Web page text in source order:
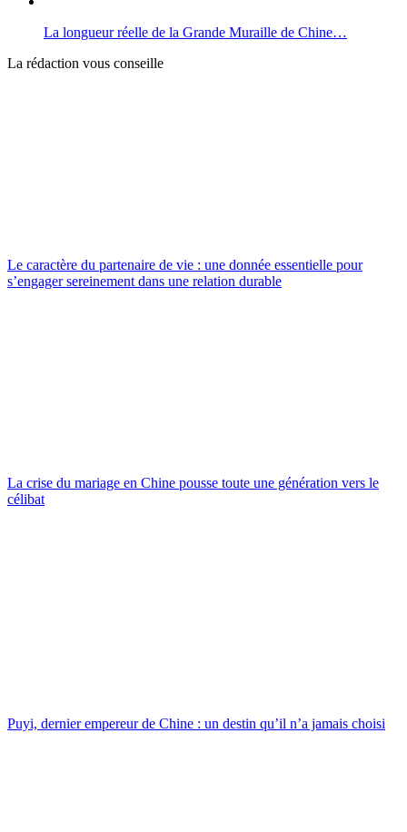
La longueur réelle de la Grande Muraille de Chine…
La rédaction vous conseille
Le caractère du partenaire de vie : une donnée essentielle pour
s’engager sereinement dans une relation durable
La crise du mariage en Chine pousse toute une génération vers le
célibat
Puyi, dernier empereur de Chine : un destin qu’il n’a jamais choisi